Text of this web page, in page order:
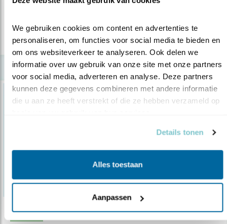
We gebruiken cookies om content en advertenties te
personaliseren, om functies voor social media te bieden en
om ons websiteverkeer te analyseren. Ook delen we
informatie over uw gebruik van onze site met onze partners
voor social media, adverteren en analyse. Deze partners
kunnen deze gegevens combineren met andere informatie
die u aan ze heeft verstrekt of die ze hebben verzameld op
Details tonen
Alles toestaan
Aanpassen
Australië warm laten lopen voo..
lees meer
Nieuws